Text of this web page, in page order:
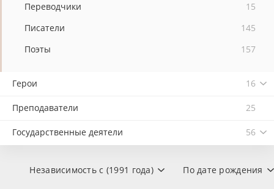
Переводчики
15
Писатели
145
Поэты
157
Герои 16
Преподаватели 25
Государственные деятели 56
По дате рождения
Независимость с (1991 года)